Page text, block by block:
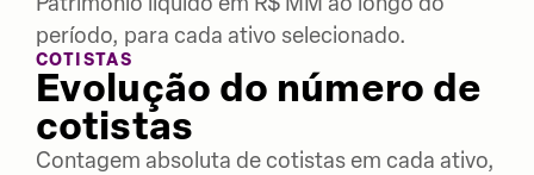
período, para cada ativo selecionado.
COTISTAS
Evolução do número de
cotistas
Contagem absoluta de cotistas em cada ativo,